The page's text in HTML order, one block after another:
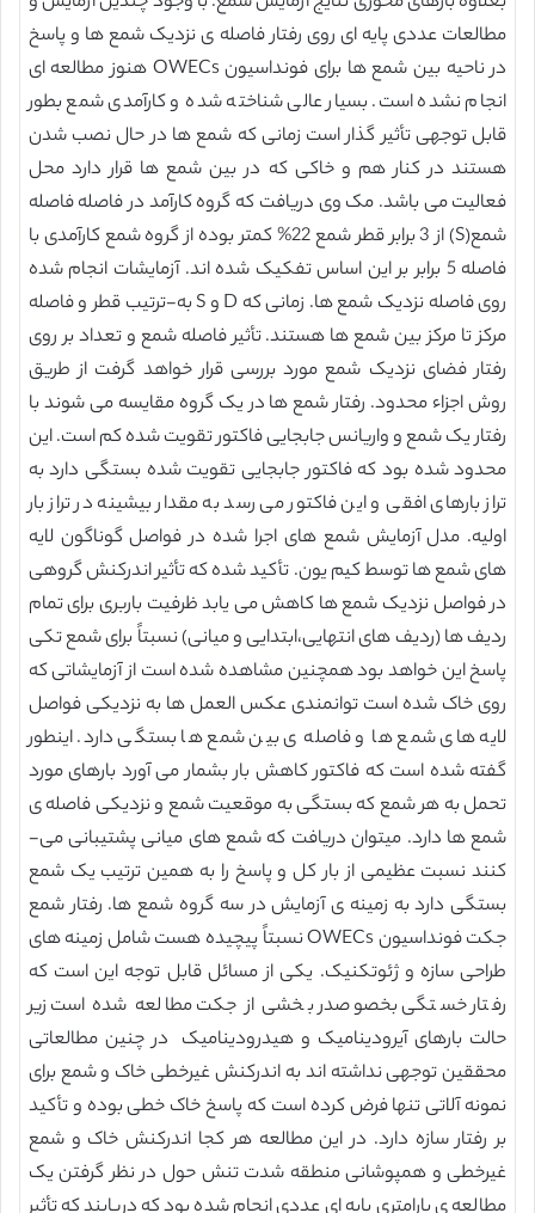
مطالعات عددی پایه ای روی رفتار فاصله ی نزدیک شمع ها و پاسخ
در ناحیه بین شمع ها برای فونداسیون OWECs هنوز مطالعه ای
انجام نشده است. بسیار عالی شناخته شده و کارآمدی شمع بطور
قابل توجهی تأثیر گذار است زمانی که شمع ها در حال نصب شدن
هستند در کنار هم و خاکی که در بین شمع ها قرار دارد محل
فعالیت می باشد. مک وی دریافت که گروه کارآمد در فاصله فاصله
شمع(S) از 3 برابر قطر شمع 22% کمتر بوده از گروه شمع کارآمدی با
فاصله 5 برابر بر این اساس تفکیک شده اند. آزمایشات انجام شده
روی فاصله نزدیک شمع ها. زمانی که D و S به-ترتیب قطر و فاصله
مرکز تا مرکز بین شمع ها هستند. تأثیر فاصله شمع و تعداد بر روی
رفتار فضای نزدیک شمع مورد بررسی قرار خواهد گرفت از طریق
روش اجزاء محدود. رفتار شمع ها در یک گروه مقایسه می شوند با
رفتار یک شمع و واریانس جابجایی فاکتور تقویت شده کم است. این
محدود شده بود که فاکتور جابجایی تقویت شده بستگی دارد به
تراز بارهای افقی و این فاکتور می رسد به مقدار بیشینه در تراز بار
اولیه. مدل آزمایش شمع های اجرا شده در فواصل گوناگون لایه
های شمع ها توسط کیم یون. تأکید شده که تأثیر اندرکنش گروهی
در فواصل نزدیک شمع ها کاهش می یابد ظرفیت باربری برای تمام
ردیف ها (ردیف های انتهایی،ابتدایی و میانی) نسبتاً برای شمع تکی
پاسخ این خواهد بود همچنین مشاهده شده است از آزمایشاتی که
روی خاک شده است توانمندی عکس العمل ها به نزدیکی فواصل
لایه های شمع ها و فاصله ی بین شمع ها بستگی دارد. اینطور
گفته شده است که فاکتور کاهش بار بشمار می آورد بارهای مورد
تحمل به هر شمع که بستگی به موقعیت شمع و نزدیکی فاصله ی
شمع ها دارد. میتوان دریافت که شمع های میانی پشتیبانی می-
کنند نسبت عظیمی از بار کل و پاسخ را به همین ترتیب یک شمع
بستگی دارد به زمینه ی آزمایش در سه گروه شمع ها. رفتار شمع
جکت فونداسیون OWECs نسبتاً پیچیده هست شامل زمینه های
طراحی سازه و ژئوتکنیک. یکی از مسائل قابل توجه این است که
رفتار خستگی بخصوصدر بخشی از جکت مطالعه شده است زیر
حالت بارهای آیرودینامیک و هیدرودینامیک در چنین مطالعاتی
محققین توجهی نداشته اند به اندرکنش غیرخطی خاک و شمع برای
نمونه آلاتی تنها فرض کرده است که پاسخ خاک خطی بوده و تأکید
بر رفتار سازه دارد. در این مطالعه هر کجا اندرکنش خاک و شمع
غیرخطی و همپوشانی منطقه شدت تنش حول در نظر گرفتن یک
مطالعه ی پارامتری پایه ای عددی انجام شده بود که دریابند که تأثیر